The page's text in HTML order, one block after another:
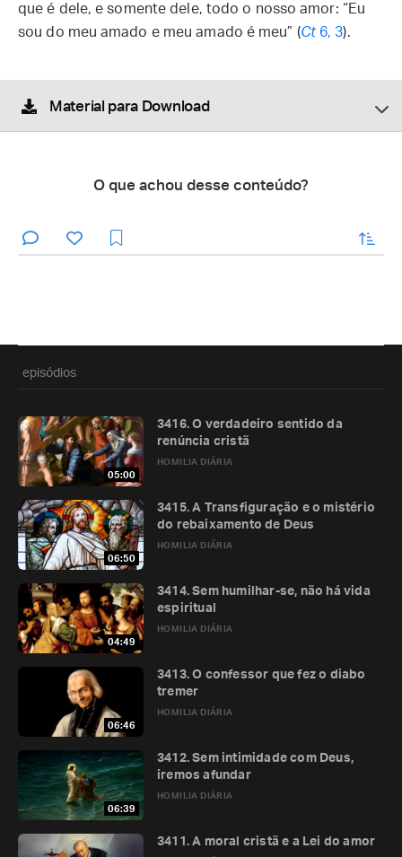
que é dele, e somente dele, todo o nosso amor: “Eu
sou do meu amado e meu amado é meu” (Ct6, 3).
Material para Download
O que achou desse conteúdo?
enviar
episódios
05:00
HOMILIA DIÁRIA
3416. O verdadeiro sentido da
renúncia cristã
06:50
HOMILIA DIÁRIA
3415. A Transfiguração e o mistério
do rebaixamento de Deus
04:49
HOMILIA DIÁRIA
3414. Sem humilhar-se, não há vida
espiritual
06:46
HOMILIA DIÁRIA
3413. O confessor que fez o diabo
tremer
06:39
HOMILIA DIÁRIA
3412. Sem intimidade com Deus,
iremos afundar
3411. A moral cristã e a Lei do amor